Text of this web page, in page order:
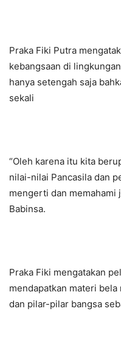
Praka Fiki Putra
kebangsaan di
hanya setengah saja
sekali
“Oleh karena itu kita
nilai-nilai Pancasila dan
mengerti dan memahami
Babinsa.
Praka Fiki mengatakan
mendapatkan materi bela
dan pilar-pilar bangsa